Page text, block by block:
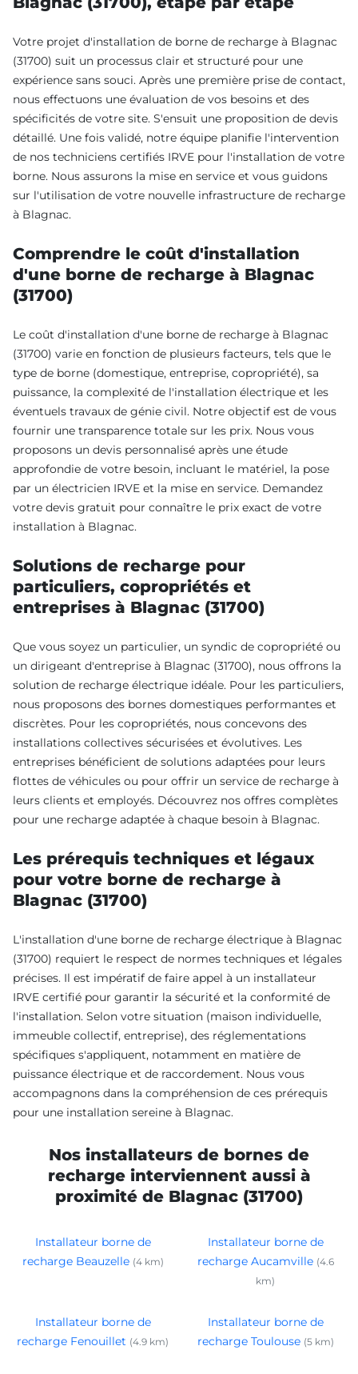
Votre projet d'installation de borne de recharge à Blagnac
(31700) suit un processus clair et structuré pour une
expérience sans souci. Après une première prise de contact,
nous effectuons une évaluation de vos besoins et des
spécificités de votre site. S'ensuit une proposition de devis
détaillé. Une fois validé, notre équipe planifie l'intervention
de nos techniciens certifiés IRVE pour l'installation de votre
borne. Nous assurons la mise en service et vous guidons
sur l'utilisation de votre nouvelle infrastructure de recharge
à Blagnac.
Comprendre le coût d'installation
d'une borne de recharge à Blagnac
(31700)
Le coût d'installation d'une borne de recharge à Blagnac
(31700) varie en fonction de plusieurs facteurs, tels que le
type de borne (domestique, entreprise, copropriété), sa
puissance, la complexité de l'installation électrique et les
éventuels travaux de génie civil. Notre objectif est de vous
fournir une transparence totale sur les prix. Nous vous
proposons un devis personnalisé après une étude
approfondie de votre besoin, incluant le matériel, la pose
par un électricien IRVE et la mise en service. Demandez
votre devis gratuit pour connaître le prix exact de votre
installation à Blagnac.
Solutions de recharge pour
particuliers, copropriétés et
entreprises à Blagnac (31700)
Que vous soyez un particulier, un syndic de copropriété ou
un dirigeant d'entreprise à Blagnac (31700), nous offrons la
solution de recharge électrique idéale. Pour les particuliers,
nous proposons des bornes domestiques performantes et
discrètes. Pour les copropriétés, nous concevons des
installations collectives sécurisées et évolutives. Les
entreprises bénéficient de solutions adaptées pour leurs
flottes de véhicules ou pour offrir un service de recharge à
leurs clients et employés. Découvrez nos offres complètes
pour une recharge adaptée à chaque besoin à Blagnac.
Les prérequis techniques et légaux
pour votre borne de recharge à
Blagnac (31700)
L'installation d'une borne de recharge électrique à Blagnac
(31700) requiert le respect de normes techniques et légales
précises. Il est impératif de faire appel à un installateur
IRVE certifié pour garantir la sécurité et la conformité de
l'installation. Selon votre situation (maison individuelle,
immeuble collectif, entreprise), des réglementations
spécifiques s'appliquent, notamment en matière de
puissance électrique et de raccordement. Nous vous
accompagnons dans la compréhension de ces prérequis
pour une installation sereine à Blagnac.
Nos installateurs de bornes de
recharge interviennent aussi à
proximité de Blagnac (31700)
Installateur borne de
recharge Beauzelle (4 km)
Installateur borne de
recharge Aucamville (4.6
km)
Installateur borne de
recharge Fenouillet (4.9 km)
Installateur borne de
recharge Toulouse (5 km)